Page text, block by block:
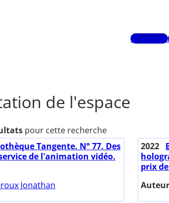
Mots-clés
de l'espace
pour cette recherche
Tangente. N° 77. Des
de l'animation vidéo.
Jonathan
2022
prix